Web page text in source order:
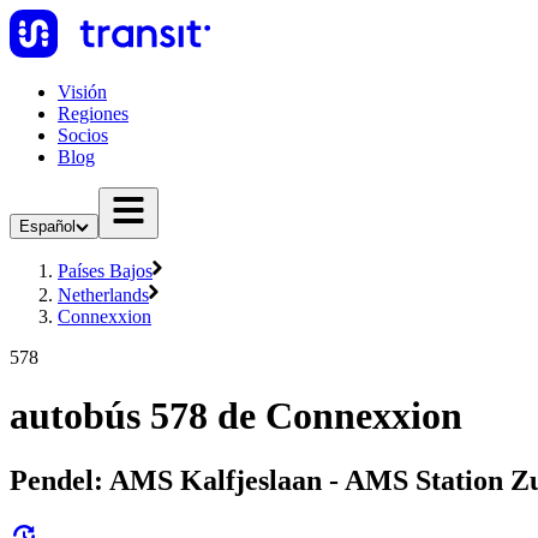
Visión
Regiones
Socios
Blog
Español
Países Bajos
Netherlands
Connexxion
578
autobús 578 de Connexxion
Pendel: AMS Kalfjeslaan - AMS Station